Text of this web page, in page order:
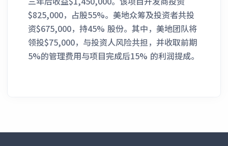
$825,000，占股55%。美地众筹及投资者共投
资$675,000，持45% 股份。其中，美地团队将
领投$75,000，与投资人风险共担，并收取前期
5%的管理费用与项目完成后15% 的利润提成。